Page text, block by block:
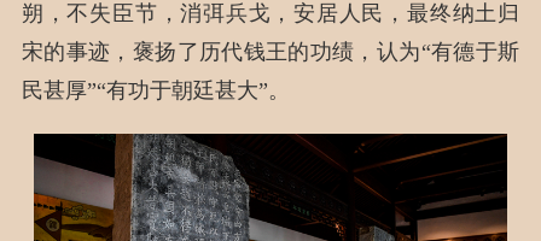
朔，不失臣节，消弭兵戈，安居人民，最终纳土归
宋的事迹，褒扬了历代钱王的功绩，认为“有德于斯
民甚厚”“有功于朝廷甚大”。